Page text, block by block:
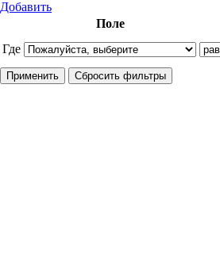
Добавить
Где
Поле